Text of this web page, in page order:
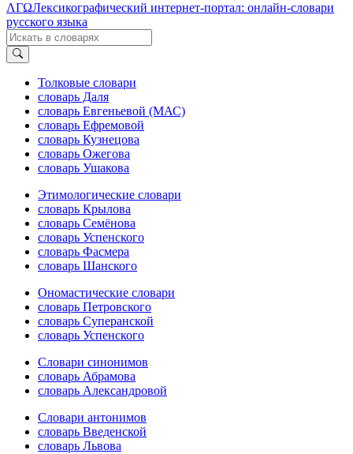
ΛΓΩЛексикографический интернет-портал: онлайн-словари
русского языка
Толковые словари
словарь Даля
словарь Евгеньевой (МАС)
словарь Ефремовой
словарь Кузнецова
словарь Ожегова
словарь Ушакова
Этимологические словари
словарь Крылова
словарь Семёнова
словарь Успенского
словарь Фасмера
словарь Шанского
Ономастические словари
словарь Петровского
словарь Суперанской
словарь Успенского
Словари синонимов
словарь Абрамова
словарь Александровой
Словари антонимов
словарь Введенской
словарь Львова